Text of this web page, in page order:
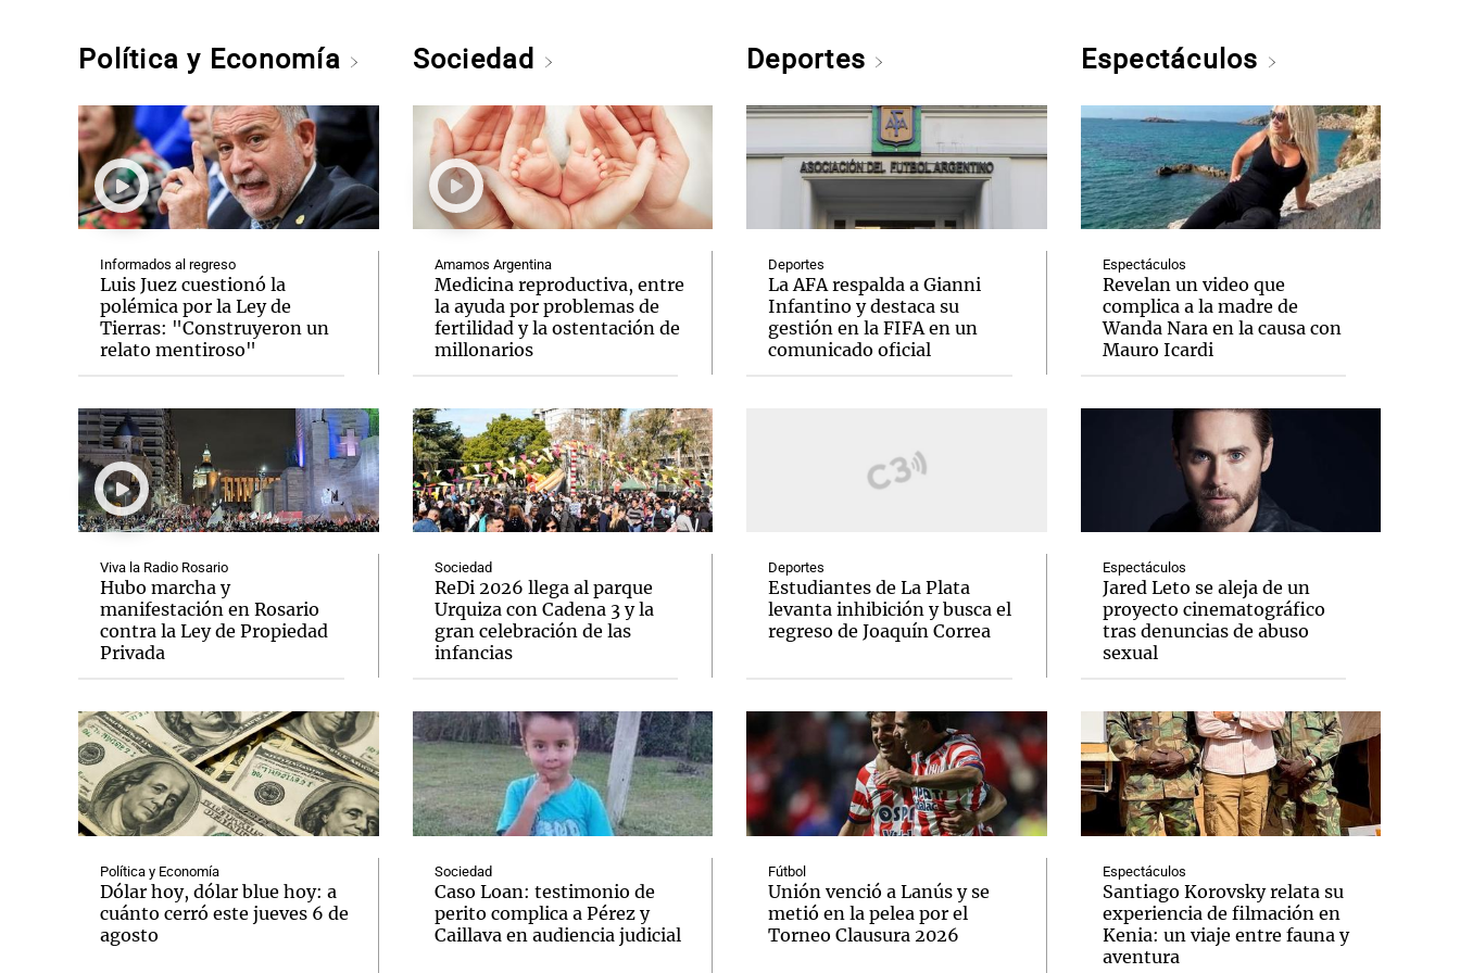
Política y Economía
Informados al regreso
Luis Juez cuestionó la
polémica por la Ley de
Tierras: "Construyeron un
relato mentiroso"
Viva la Radio Rosario
Hubo marcha y
manifestación en Rosario
contra la Ley de Propiedad
Privada
Política y Economía
Dólar hoy, dólar blue hoy: a
cuánto cerró este jueves 6 de
agosto
Sociedad
Amamos Argentina
Medicina reproductiva, entre
la ayuda por problemas de
fertilidad y la ostentación de
millonarios
Sociedad
ReDi 2026 llega al parque
Urquiza con Cadena 3 y la
gran celebración de las
infancias
Sociedad
Caso Loan: testimonio de
perito complica a Pérez y
Caillava en audiencia judicial
Deportes
Deportes
La AFA respalda a Gianni
Infantino y destaca su
gestión en la FIFA en un
comunicado oficial
Deportes
Estudiantes de La Plata
levanta inhibición y busca el
regreso de Joaquín Correa
Fútbol
Unión venció a Lanús y se
metió en la pelea por el
Torneo Clausura 2026
Espectáculos
Espectáculos
Revelan un video que
complica a la madre de
Wanda Nara en la causa con
Mauro Icardi
Espectáculos
Jared Leto se aleja de un
proyecto cinematográfico
tras denuncias de abuso
sexual
Espectáculos
Santiago Korovsky relata su
experiencia de filmación en
Kenia: un viaje entre fauna y
aventura
Notas Notas
El huracán de Arequito
Notas
Cadena 3 en Groenlandia
Notas